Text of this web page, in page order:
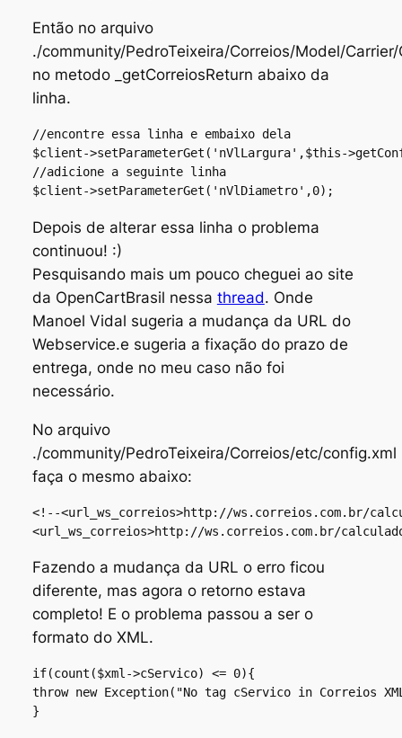
Então no arquivo
./community/PedroTeixeira/Correios/Model/
no metodo _getCorreiosReturn abaixo da
linha.
//encontre essa linha e embaixo dela
$client->setParameterGet('nVlLargura',$this-
//adicione a seguinte linha
$client->setParameterGet('nVlDiametro',0);
Depois de alterar essa linha o problema
continuou! :)
Pesquisando mais um pouco cheguei ao site
da OpenCartBrasil nessa thread. Onde
Manoel Vidal sugeria a mudança da URL do
Webservice.e sugeria a fixação do prazo de
entrega, onde no meu caso não foi
necessário.
No arquivo
./community/PedroTeixeira/Correios/etc/config.xml
faça o mesmo abaixo:
<!--<url_ws_correios>http://ws.correios.com.br/
<url_ws_correios>http://ws.correios.com.br/
Fazendo a mudança da URL o erro ficou
diferente, mas agora o retorno estava
completo! E o problema passou a ser o
formato do XML.
if(count($xml->cServico) <= 0){
throw new Exception("No tag cServico in Correios
}